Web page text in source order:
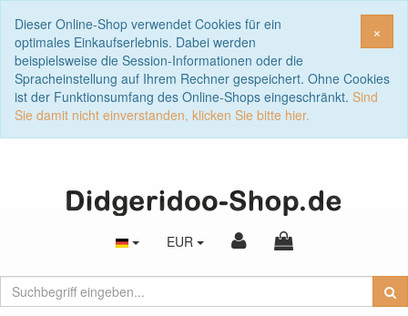
×
Dieser Online-Shop verwendet Cookies für ein
optimales Einkaufserlebnis. Dabei werden
beispielsweise die Session-Informationen oder die
Spracheinstellung auf Ihrem Rechner gespeichert. Ohne Cookies
ist der Funktionsumfang des Online-Shops eingeschränkt. Sind
Sie damit nicht einverstanden, klicken Sie bitte hier.
EUR